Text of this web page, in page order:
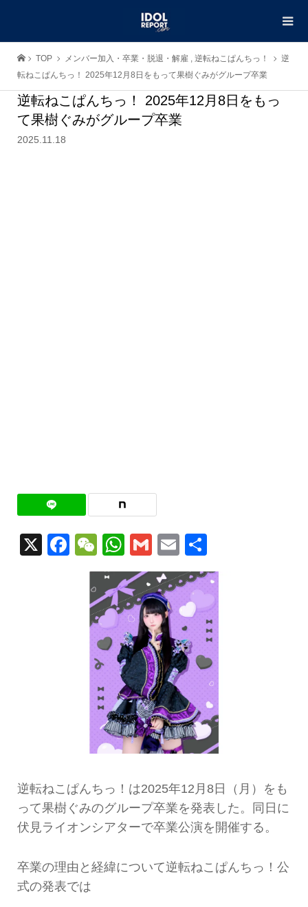
TOP メンバー加入・卒業・脱退・解雇 , 逆転ねこぱんちっ！
逆
転ねこぱんちっ！ 2025年12月8日をもって果樹ぐみがグループ卒業
逆転ねこぱんちっ！ 2025年12月8日をもっ
て果樹ぐみがグループ卒業
2025.11.18
X Facebook
WeChat
WhatsApp
GmailEmail
有
逆転ねこぱんちっ！は2025年12月8日（月）をも
って果樹ぐみのグループ卒業を発表した。同日に
伏見ライオンシアターで卒業公演を開催する。
卒業の理由と経緯について逆転ねこぱんちっ！公
式の発表では